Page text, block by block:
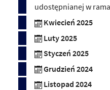
udostępnianej w
Kwiecień 2025
Luty 2025
Styczeń 2025
Grudzień 2024
Listopad 2024